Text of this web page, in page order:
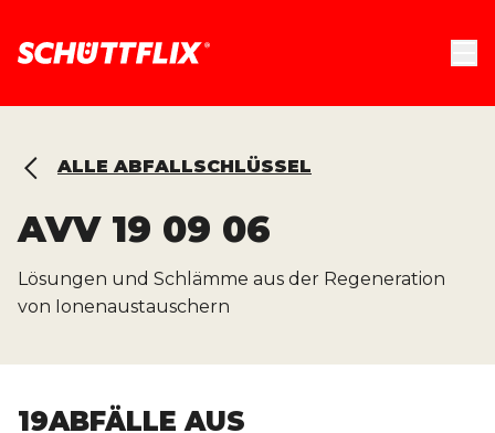
ALLE ABFALLSCHLÜSSEL
AVV 19 09 06
Lösungen und Schlämme aus der Regeneration
von Ionenaustauschern
19ABFÄLLE AUS